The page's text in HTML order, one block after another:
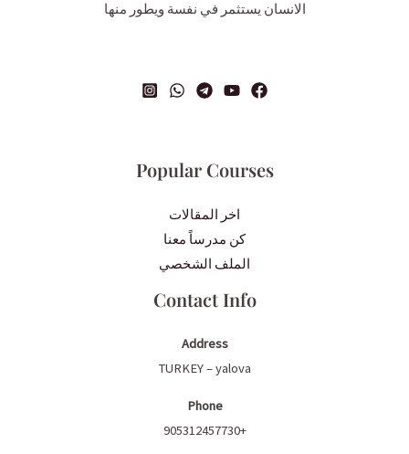
الانسان يستثمر في نفسة ويطور منها
Popular Courses
اخر المقالات
كن مدرساً معنا
الملف الشخصي
Contact Info
Address
TURKEY – yalova
Phone
+905312457730